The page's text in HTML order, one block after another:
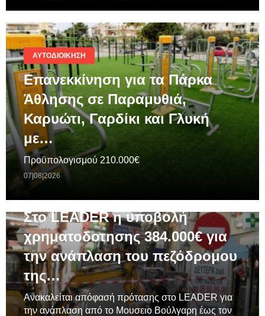
ΑΥΤΟΔΙΟΊΚΗΣΗ
Επανεκκίνηση για τα Πάρκα
Άθλησης σε Παραμυθιά,
Καρυώτι, Γαρδίκι και Γλυκή
με…
Προϋπολογισμού 210.000€
07|08|2026
Στο LEADER η υποβολή
χρηματοδοτησης 384.000€ για
την ανάπλαση του πεζόδρομου
της…
Ανακαλείται απόφασή πρότασης στο LEADER για
την ανάπλαση από το Μουσειο Βούλγαρη έως τον